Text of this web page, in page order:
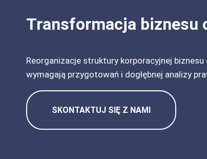
Transformacja biznesu
Reorganizacje struktury korporacyjnej
wymagają przygotowań i dogłębnej analizy
SKONTAKTUJ SIĘ Z NAMI